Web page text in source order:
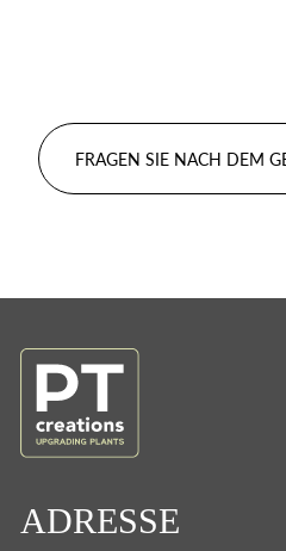
FRAGEN SIE NACH DEM
ADRESSE